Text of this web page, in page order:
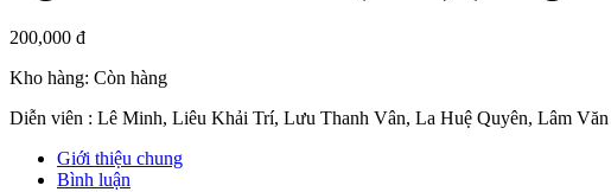
200,000 đ
Kho hàng: Còn hàng
Diễn viên : Lê Minh, Liêu Khải Trí, Lưu Thanh Vân, La Huệ Quyên, Lâm
Giới thiệu chung
Bình luận